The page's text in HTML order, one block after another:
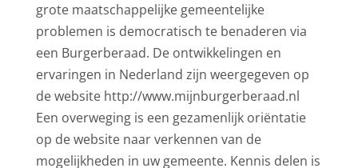
grote maatschappelijke gemeentelijke
problemen is democratisch te benaderen via
een Burgerberaad. De ontwikkelingen en
ervaringen in Nederland zijn weergegeven op
de website http://www.mijnburgerberaad.nl
Een overweging is een gezamenlijk oriëntatie
op de website naar verkennen van de
mogelijkheden in uw gemeente. Kennis delen is